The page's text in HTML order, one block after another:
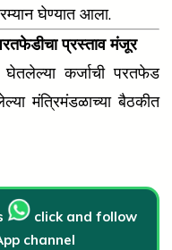
घेण्यात आला.
प्रस्ताव मंजूर
कर्जाची परतफेड
मंत्रिमंडळाच्या बैठकीत
click and follow
channel